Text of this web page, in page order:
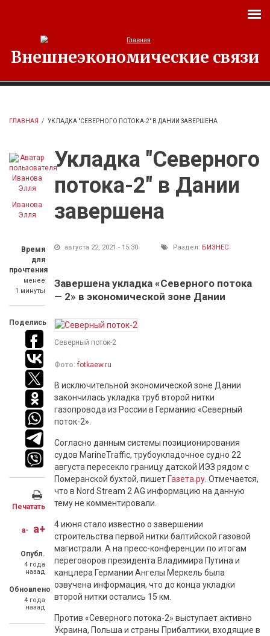
Внешнеэкономические связи
ГЛАВНАЯ / УКЛАДКА "СЕВЕРНОГО ПОТОКА-2" В ДАНИИ ЗАВЕРШЕНА
Иванова
Элля
Время
для
прочтения
менее
1 минуты
Поделись
Печатать
a- a+
Опубл.
4 года
назад
Обновлено
4 года
назад
Укладка "Северного
потока-2" в Дании
завершена
августа 22, 2021 - 15:30 Раздел: БИЗНЕС
Завершена укладка «Северного потока
— 2» в экономической зоне Дании
Северный поток-2
Фото:fotkaew.ru
В исключительной экономической зоне Дании
закончилась укладка труб второй нитки
газопровода из России в Германию «Северный
поток-2».
Согласно данным системы позиционирования
судов MarineTraffic, трубоукладочное судно 22
августа пересекло границу датской ИЭЗ рядом с
Померанской бухтой, пишет Газета.ру . Отмечается,
что в Nord Stream 2 AG информацию на данную
тему не комментировали.
4 июня стало известно о завершении
строительства первой нитки балтийской газовой
магистрали. А на пресс-конференции по итогам
переговоров президента Владимира Путина и
канцлера Германии Ангелы Меркель была
озвучена информация, что до конца укладки
второй нитки остались 15 км.
Против «Северного потока-2» выступает активно
Украина, Польша и страны Прибалтики, входящие в